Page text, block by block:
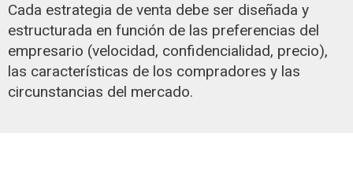
Cada estrategia de venta debe ser diseñada y
estructurada en función de las preferencias del
empresario (velocidad, confidencialidad, precio),
las características de los compradores y las
circunstancias del mercado.